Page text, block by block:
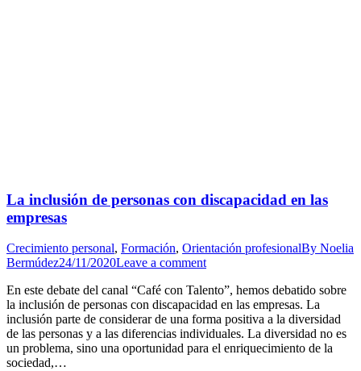
La inclusión de personas con discapacidad en las
empresas
Crecimiento personal, Formación, Orientación profesionalBy Noelia
Bermúdez24/11/2020Leave a comment
En este debate del canal “Café con Talento”, hemos debatido sobre
la inclusión de personas con discapacidad en las empresas. La
inclusión parte de considerar de una forma positiva a la diversidad
de las personas y a las diferencias individuales. La diversidad no es
un problema, sino una oportunidad para el enriquecimiento de la
sociedad,…